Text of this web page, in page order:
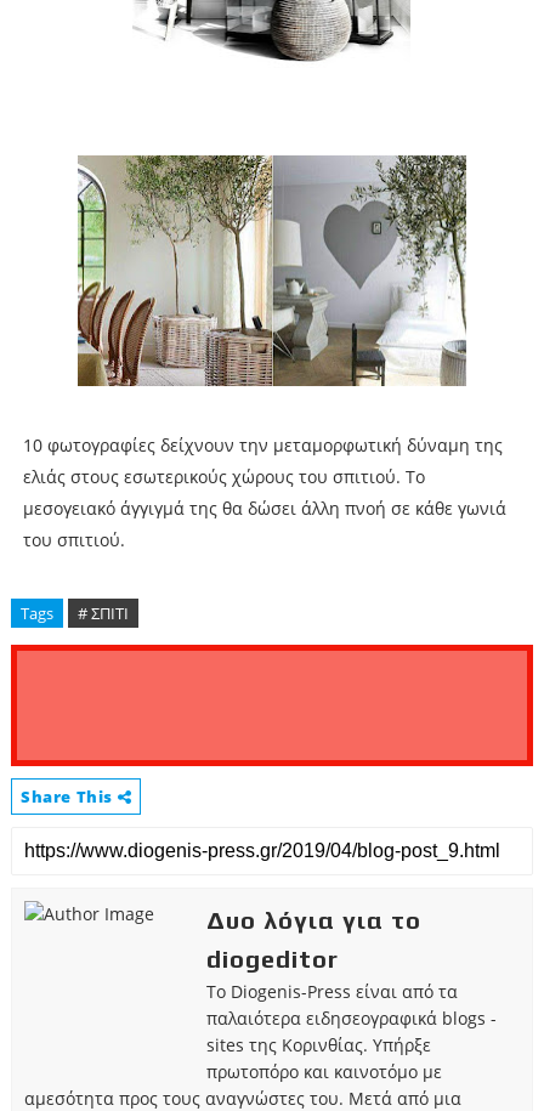
10 φωτογραφίες δείχνουν την μεταμορφωτική δύναμη της
ελιάς στους εσωτερικούς χώρους του σπιτιού. Το
μεσογειακό άγγιγμά της θα δώσει άλλη πνοή σε κάθε γωνιά
του σπιτιού.
Tags # ΣΠΙΤΙ
Share This
Δυο λόγια για το
diogeditor
Το Diogenis-Press είναι από τα
παλαιότερα ειδησεογραφικά blogs -
sites της Κορινθίας. Υπήρξε
πρωτοπόρο και καινοτόμο με
αμεσότητα προς τους αναγνώστες του. Μετά από μια